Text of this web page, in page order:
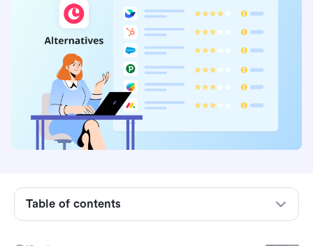
Table of contents
Conclusión clave: Las 10 principales alternativas
¿Qué es el cobre y qué proporciona?